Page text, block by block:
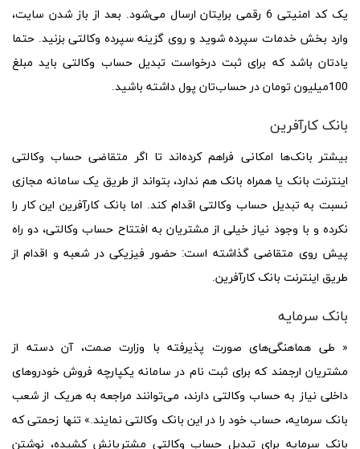
یک کد امنیتی 6 رقمی برایتان ارسال می‌شود. بعد از باز شدن سایت،
وارد بخش خدمات سپرده شوید و روی گزینه سپرده وکالتی بزنید. حتما
یادتان باشد که برای ثبت درخواست تبدیل حساب وکالتی باید مبلغ
100میلیون تومان در حساب‌تان پول داشته باشید.
بانک کارآفرین
بیشتر بانک‌ها امکانی فراهم کرده‌اند تا اگر متقاضی حساب وکالتی
اینترنت بانک یا همراه بانک هم ندارد، بتواند از طریق یک سامانه مجازی
نسبت به تبدیل حساب وکالتی اقدام کند. اما بانک کارآفرین این کار را
نکرده و با وجود نیاز خیلی از مشتریان به افتتاح حساب وکالتی، دو راه
پیش روی متقاضی گذاشته است: حضور فیزیکی در شعبه و اقدام از
طریق اینترنت بانک کارآفرین.
بانک سرمایه
« طی هماهنگی‌های صورت پذیرفته با وزارت صمت، آن دسته از
مشتریان ارجمند که برای ثبت نام در سامانه یکپارچه فروش خودروهای
داخلی نیاز به حساب وکالتی دارند، می‌توانند مراجعه به هریک از شعب
بانک سرمایه، حساب خود را در این بانک وکالتی نمایند.» تنها زحمتی که
بانک سرمایه برای تبدیل حساب وکالتی مشتریانش کشیده، نوشتن